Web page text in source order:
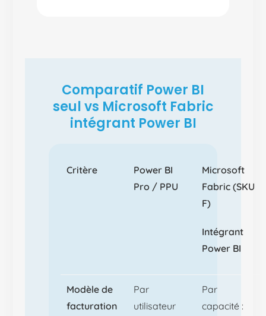
Comparatif Power BI
seul vs Microsoft Fabric
intégrant Power BI
Critère
Power BI
Pro / PPU
Microsoft
Fabric (SKU
F)
Intégrant
Power BI
Modèle de
facturation
Par
utilisateur
Par
capacité :